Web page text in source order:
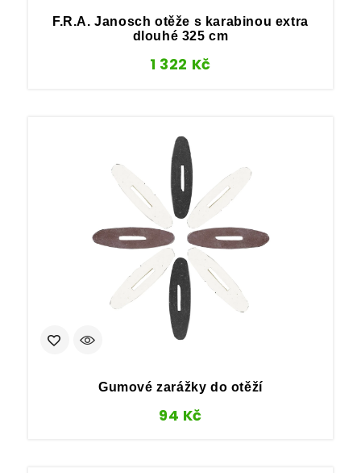
F.R.A. Janosch otěže s karabinou extra
dlouhé 325 cm
1 322 Kč
Gumové zarážky do otěží
94 Kč